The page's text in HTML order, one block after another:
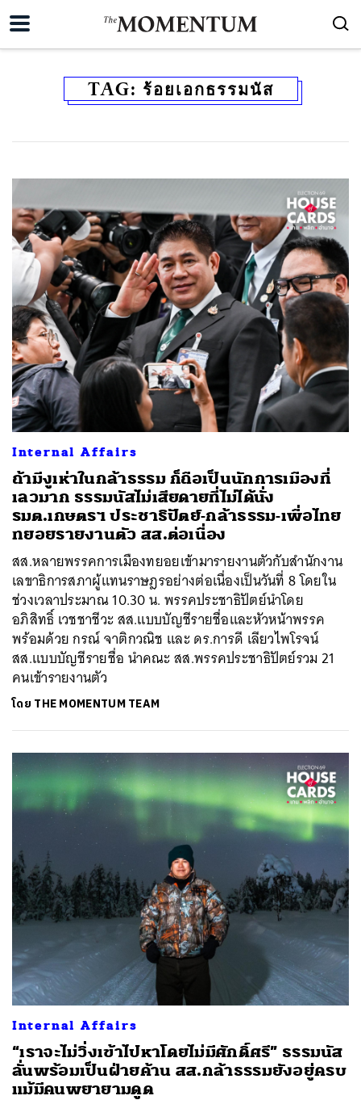
TAG: ร้อยเอกธรรมนัส
Internal Affairs
ถ้ามีงูเห่าในกล้าธรรม ก็ถือเป็นนักการเมืองที่
เลวมาก ธรรมนัสไม่เสียดายที่ไม่ได้นั่ง
รมต.เกษตรฯ ประชาธิปัตย์-กล้าธรรม-เพื่อไทย
ทยอยรายงานตัว สส.ต่อเนื่อง
สส.หลายพรรคการเมืองทยอยเข้ามารายงานตัวกับสํานักงาน
เลขาธิการสภาผู้แทนราษฎรอย่างต่อเนื่องเป็นวันที่ 8 โดยใน
ช่วงเวลาประมาณ 10.30 น. พรรคประชาธิปัตย์นำโดย
อภิสิทธิ์ เวชชาชีวะ สส.แบบบัญชีรายชื่อและหัวหน้าพรรค
พร้อมด้วย กรณ์ จาติกวณิช และ ดร.การดี เลียวไพโรจน์
สส.แบบบัญชีรายชื่อ นำคณะ สส.พรรคประชาธิปัตย์รวม 21
คนเข้ารายงานตัว
โดย THE MOMENTUM TEAM
Internal Affairs
“เราจะไม่วิ่งเข้าไปหาโดยไม่มีศักดิ์ศรี” ธรรมนัส
ลั่นพร้อมเป็นฝ่ายค้าน สส.กล้าธรรมยังอยู่ครบ
แม้มีคนพยายามดูด